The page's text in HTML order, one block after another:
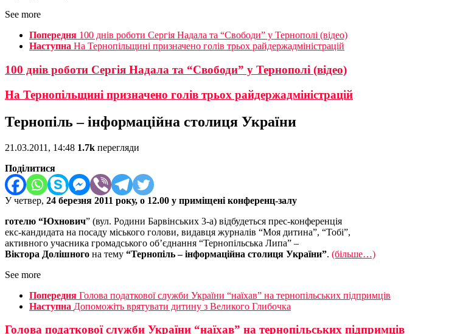
See more
Попередня 100 днів роботи Сергія Надала та “Свободи” у Тернополі (відео)
Наступна На Тернопільщині призначено голів трьох райдержадміністрацій
100 днів роботи Сергія Надала та “Свободи” у Тернополі (відео)
На Тернопільщині призначено голів трьох райдержадміністрацій
Тернопіль – інформаційна столиця України
21.03.2011, 14:48 1.7k перегляди
Поділитися
У четвер, 24 березня 2011 року, о 12.00 у приміщені конференц-залу
готелю “Юхнович” (вул. Родини Барвінських 3-а) відбудеться прес-конференція
екс-кандидата на посаду міського голови, видавця журналів “Моя дитина”, “Тобі”,
активного учасника громадського об’єднання “Тернопільська Липа” –
Віктора Долішного на тему “Тернопіль – інформаційна столиця України”. (більше…)
See more
Попередня Голова податкової служби України “наїхав” на тернопільських підпримців
Наступна Допоможіть врятувати дитину з Великого Глибочка
Голова податкової служби України “наїхав” на тернопільських підпримців